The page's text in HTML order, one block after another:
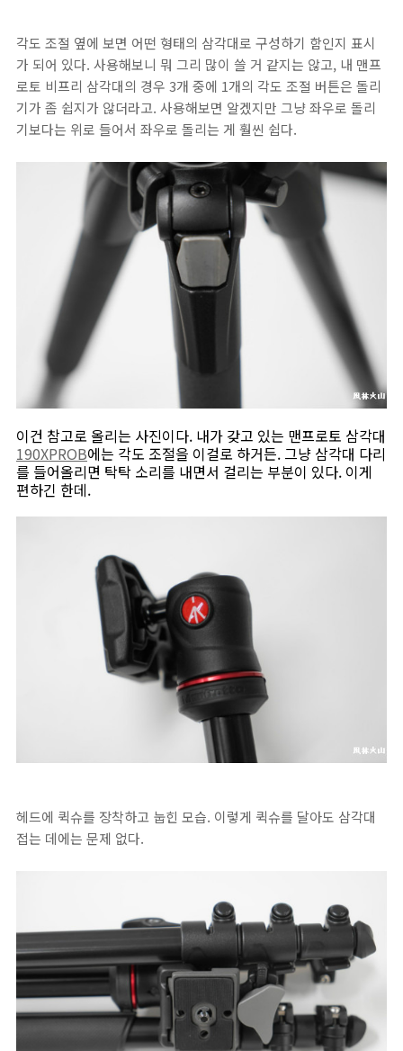
각도 조절 옆에 보면 어떤 형태의 삼각대로 구성하기 함인지 표시
가 되어 있다. 사용해보니 뭐 그리 많이 쓸 거 같지는 않고, 내 맨프
로토 비프리 삼각대의 경우 3개 중에 1개의 각도 조절 버튼은 돌리
기가 좀 쉽지가 않더라고. 사용해보면 알겠지만 그냥 좌우로 돌리
기보다는 위로 들어서 좌우로 돌리는 게 훨씬 쉽다.
이건 참고로 올리는 사진이다. 내가 갖고 있는 맨프로토 삼각대
190XPROB에는 각도 조절을 이걸로 하거든. 그냥 삼각대 다리
를 들어올리면 탁탁 소리를 내면서 걸리는 부분이 있다. 이게
편하긴 한데.
헤드에 퀵슈를 장착하고 눕힌 모습. 이렇게 퀵슈를 달아도 삼각대
접는 데에는 문제 없다.